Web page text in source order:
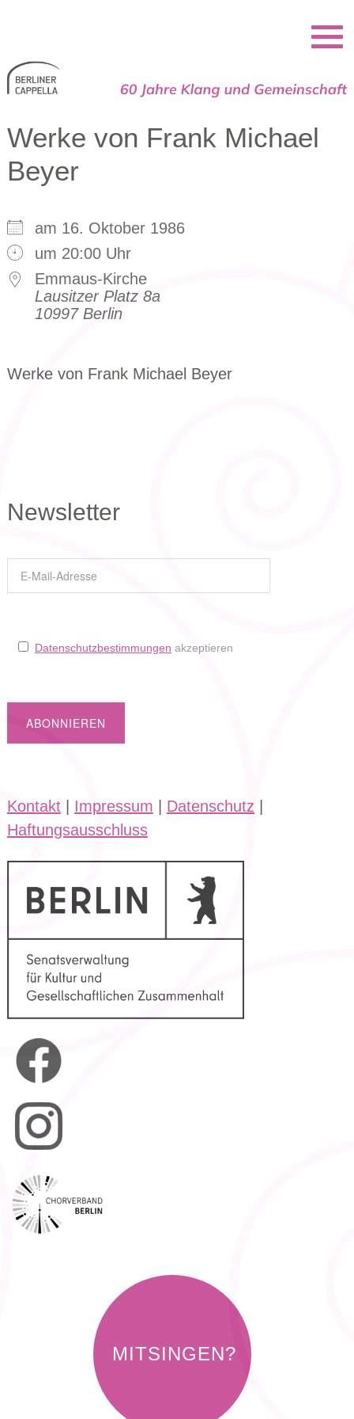
Werke von Frank Michael
Beyer
am 16. Oktober 1986
um 20:00 Uhr
Emmaus-Kirche
Lausitzer Platz 8a
10997 Berlin
Werke von Frank Michael Beyer
Newsletter
Datenschutzbestimmungen akzeptieren
Kontakt| Impressum Datenschutz
Haftungsausschluss
MITSINGEN?